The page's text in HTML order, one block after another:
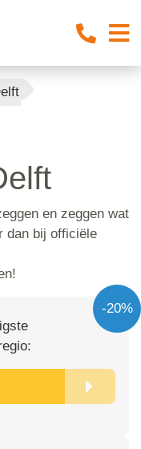
en zeggen wat
dan bij officiële
-20%